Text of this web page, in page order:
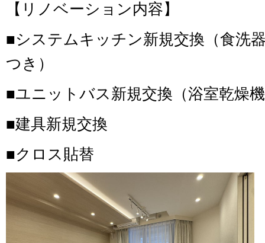
【リノベーション内容】
■システムキッチン新規交換（食洗
つき）
■ユニットバス新規交換（浴室乾燥
■建具新規交換
■クロス貼替